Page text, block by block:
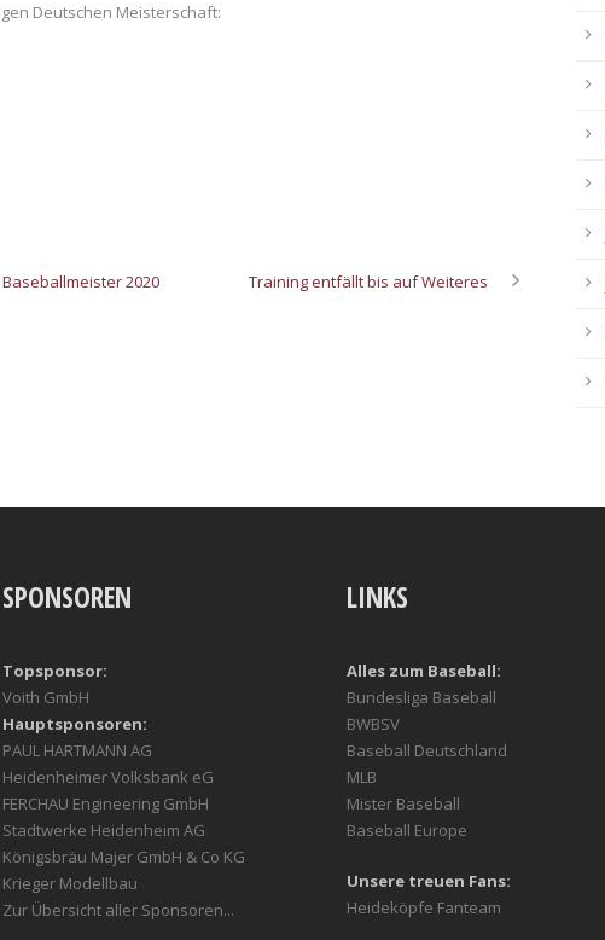
Deutschen Meisterschaft:
2020 Training entfällt bis auf Weiteres
SPONSOREN
Topsponsor:
Voith GmbH
Hauptsponsoren:
PAUL HARTMANN AG
Heidenheimer Volksbank eG
FERCHAU Engineering GmbH
Stadtwerke Heidenheim AG
Königsbräu Majer GmbH & Co KG
Krieger Modellbau
Zur Übersicht aller Sponsoren...
LINKS
Alles zum Baseball:
Bundesliga Baseball
BWBSV
Baseball Deutschland
MLB
Mister Baseball
Baseball Europe
Unsere treuen Fans:
Heideköpfe Fanteam